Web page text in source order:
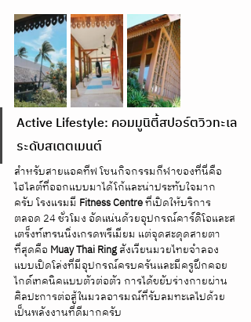
Active Lifestyle: คอมมูนิตี้สปอร์ตวิวทะเล
ระดับสเตตเมนต์
สำหรับสายแอคทีฟ โซนกิจกรรมกีฬาของที่นี่คือ
ไฮไลต์ที่ออกแบบมาได้โก้และน่าประทับใจมาก
ครับ โรงแรมมี Fitness Centre ที่เปิดให้บริการ
ตลอด 24 ชั่วโมง อัดแน่นด้วยอุปกรณ์คาร์ดิโอและส
เตร็งท์เทรนนิ่งเกรดพรีเมียม แต่จุดสะดุดสายตา
ที่สุดคือ Muay Thai Ring สังเวียนมวยไทยจำลอง
แบบเปิดโล่งที่มีอุปกรณ์ครบครันและมีครูฝึกคอย
ไกด์เทคนิคแบบตัวต่อตัว การได้ขยับร่างกายผ่าน
ศิลปะการต่อสู้ในมวลอารมณ์ที่รับลมทะเลไปด้วย
เป็นพลังงานที่ดีมากครับ